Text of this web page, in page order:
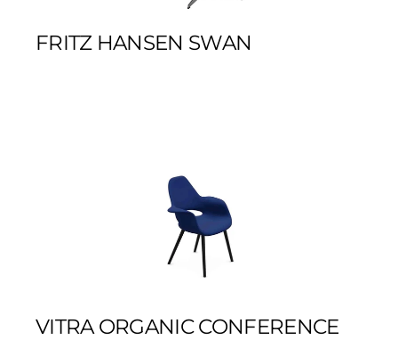
FRITZ HANSEN SWAN
VITRA ORGANIC CONFERENCE